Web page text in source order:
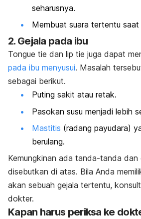
seharusnya.
Membuat suara tertentu saat
2. Gejala pada ibu
Tongue tie dan lip tie juga dapat
pada ibu menyusui. Masalah
sebagai berikut.
Puting sakit atau retak.
Pasokan susu menjadi lebih
Mastitis (radang payudara)
berulang.
Kemungkinan ada tanda-tanda dan
disebutkan di atas. Bila Anda
akan sebuah gejala tertentu,
dokter.
Kapan harus periksa ke